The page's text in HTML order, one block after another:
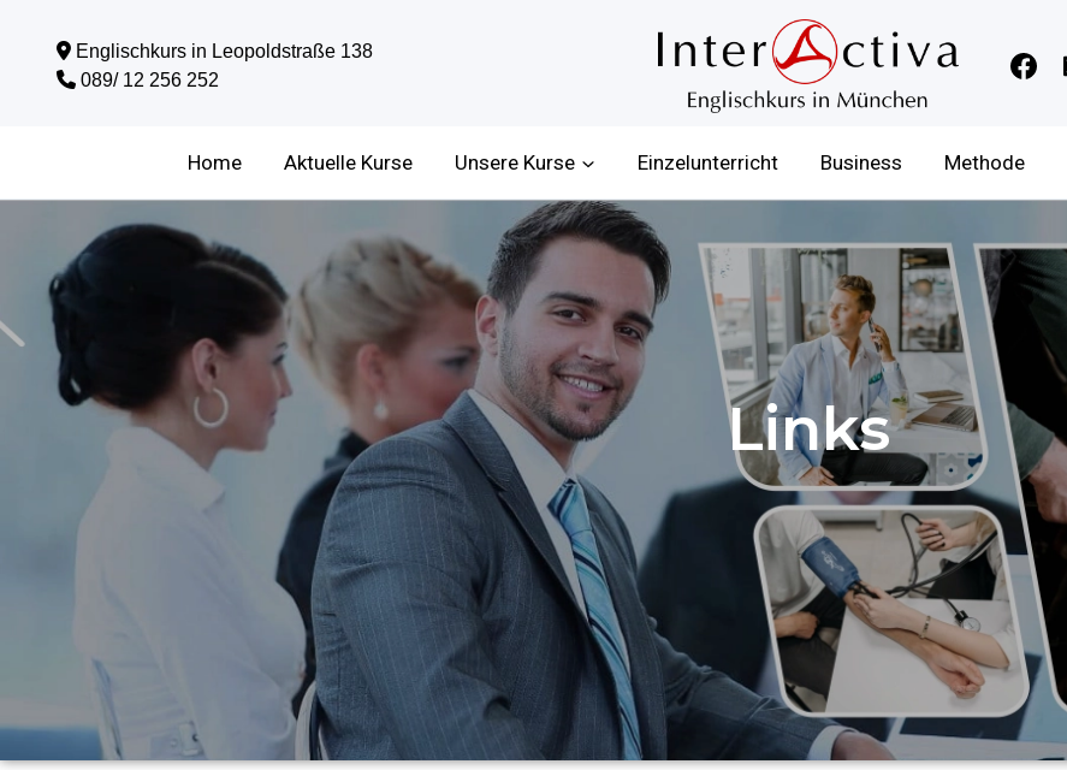
Englischkurs in Leopoldstraße 138
089/ 12 256 252
Home Aktuelle Kurse Unsere Kurse Einzelunterricht Business Methode
Links